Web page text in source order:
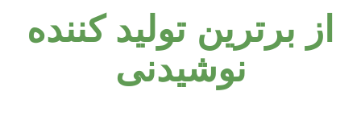
از برترین تولید کننده
نوشیدنی